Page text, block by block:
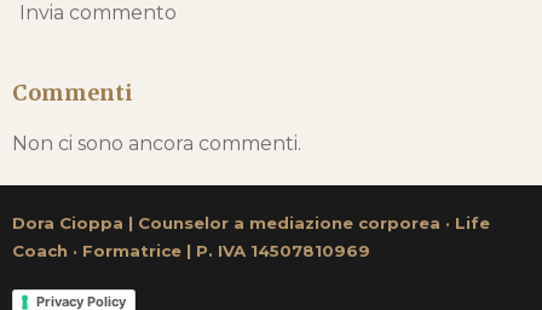
Invia commento
Commenti
Non ci sono ancora commenti.
Dora Cioppa | Counselor a mediazione corporea · Life
Coach · Formatrice | P. IVA 14507810969
Privacy Policy